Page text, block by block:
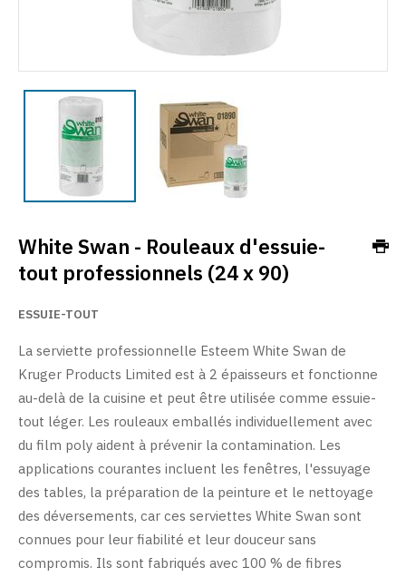
White Swan - Rouleaux d'essuie-
tout professionnels (24 x 90)
ESSUIE-TOUT
La serviette professionnelle Esteem White Swan de
Kruger Products Limited est à 2 épaisseurs et fonctionne
au-delà de la cuisine et peut être utilisée comme essuie-
tout léger. Les rouleaux emballés individuellement avec
du film poly aident à prévenir la contamination. Les
applications courantes incluent les fenêtres, l'essuyage
des tables, la préparation de la peinture et le nettoyage
des déversements, car ces serviettes White Swan sont
connues pour leur fiabilité et leur douceur sans
compromis. Ils sont fabriqués avec 100 % de fibres